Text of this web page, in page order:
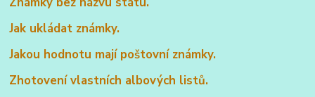
Jak ukládat známky.
Jakou hodnotu mají poštovní známky.
Zhotovení vlastních albových listů.